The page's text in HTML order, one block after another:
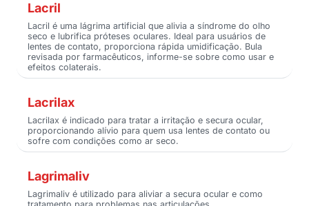
Lacril
Lacril é uma lágrima artificial que alivia a síndrome do olho
seco e lubrifica próteses oculares. Ideal para usuários de
lentes de contato, proporciona rápida umidificação. Bula
revisada por farmacêuticos, informe-se sobre como usar e
efeitos colaterais.
Lacrilax
Lacrilax é indicado para tratar a irritação e secura ocular,
proporcionando alívio para quem usa lentes de contato ou
sofre com condições como ar seco.
Lagrimaliv
Lagrimaliv é utilizado para aliviar a secura ocular e como